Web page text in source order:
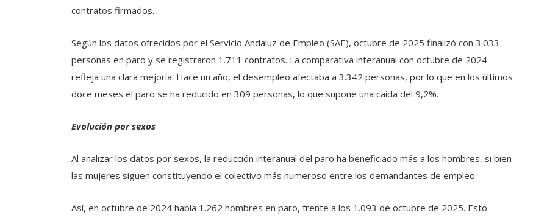
contratos firmados.
Según los datos ofrecidos por el Servicio Andaluz de Empleo (SAE), octubre de 2025 finalizó con 3.033
personas en paro y se registraron 1.711 contratos. La comparativa interanual con octubre de 2024
refleja una clara mejoría. Hace un año, el desempleo afectaba a 3.342 personas, por lo que en los últimos
doce meses el paro se ha reducido en 309 personas, lo que supone una caída del 9,2%.
Evolución por sexos
Al analizar los datos por sexos, la reducción interanual del paro ha beneficiado más a los hombres, si bien
las mujeres siguen constituyendo el colectivo más numeroso entre los demandantes de empleo.
Así, en octubre de 2024 había 1.262 hombres en paro, frente a los 1.093 de octubre de 2025. Esto